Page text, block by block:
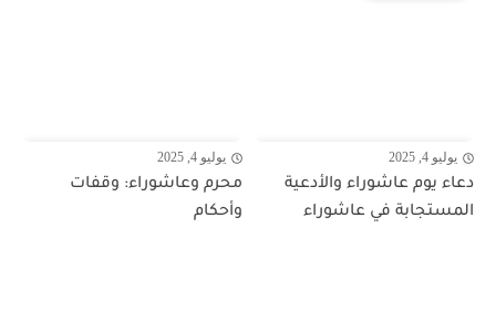
يوليو 4, 2025
دعاء يوم عاشوراء والأدعية
المستجابة في عاشوراء
يوليو 4, 2025
محرم وعاشوراء: وقفات
وأحكام